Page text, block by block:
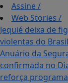
Assine/
Web Stories /
Jequié deixa de
violentas do
Anuário da
confirmada no
reforça